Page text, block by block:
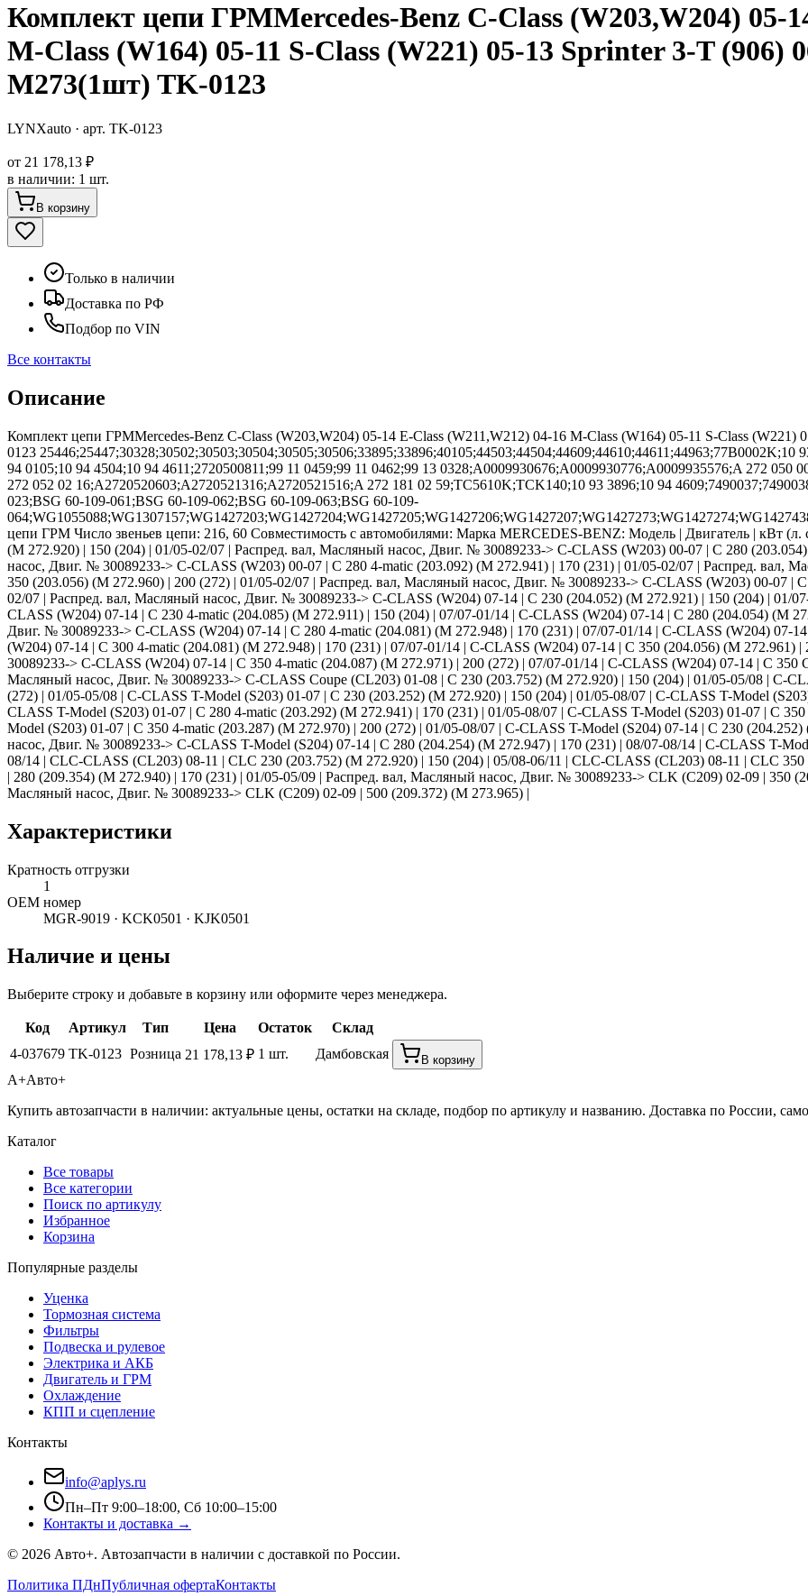
Комплект цепи ГРМMercedes-Benz C-Class (W203,W204) 05-
M-Class (W164) 05-11 S-Class (W221) 05-13 Sprinter 3-T (906)
M273(1шт) TK-0123
LYNXauto · арт. TK-0123
от 21 178,13 ₽
в наличии: 1 шт.
В корзину
Только в наличии
Доставка по РФ
Подбор по VIN
Все контакты
Описание
Комплект цепи ГРМMercedes-Benz C-Class (W203,W204) 05-14 E-Class (W211,W212) 04-16 M-Class (W164) 05-11 S-Class
0123 25446;25447;30328;30502;30503;30504;30505;30506;33895;33896;40105;44503;44504;44609;44610;44611;44963;77B0002K;10
94 0105;10 94 4504;10 94 4611;2720500811;99 11 0459;99 11 0462;99 13 0328;A0009930676;A0009930776;A0009935576;A 272 050
272 052 02 16;A2720520603;A2720521316;A2720521516;A 272 181 02 59;TC5610K;TCK140;10 93 3896;10 94
023;BSG 60-109-061;BSG 60-109-062;BSG 60-109-063;BSG 60-109-
цепи ГРМ Число звеньев цепи: 216, 60 Совместимость с автомобилями: Марка MERCEDES-BENZ: Модель | Двигатель | кВт
(M 272.920) | 150 (204) | 01/05-02/07 | Распред. вал, Масляный насос, Двиг. № 30089233-> C-CLASS (W203) 00-07 | C 280
насос, Двиг. № 30089233-> C-CLASS (W203) 00-07 | C 280 4-matic (203.092) (M 272.941) | 170 (231) | 01/05-02/07 | Распред. вал,
350 (203.056) (M 272.960) | 200 (272) | 01/05-02/07 | Распред. вал, Масляный насос, Двиг. № 30089233-> C-CLASS (W203) 00-07 |
02/07 | Распред. вал, Масляный насос, Двиг. № 30089233-> C-CLASS (W204) 07-14 | C 230 (204.052) (M 272.921) | 150 (204) | 01/
CLASS (W204) 07-14 | C 230 4-matic (204.085) (M 272.911) | 150 (204) | 07/07-01/14 | C-CLASS (W204) 07-14 | C 280 (204.054) (M
Двиг. № 30089233-> C-CLASS (W204) 07-14 | C 280 4-matic (204.081) (M 272.948) | 170 (231) | 07/07-01/14 | C-CLASS (W204) 07-
(W204) 07-14 | C 300 4-matic (204.081) (M 272.948) | 170 (231) | 07/07-01/14 | C-CLASS (W204) 07-14 | C 350 (204.056) (M
30089233-> C-CLASS (W204) 07-14 | C 350 4-matic (204.087) (M 272.971) | 200 (272) | 07/07-01/14 | C-CLASS (W204) 07-14 | C 350
Масляный насос, Двиг. № 30089233-> C-CLASS Coupe (CL203) 01-08 | C 230 (203.752) (M 272.920) | 150 (204) | 01/05-05/08 | C-
(272) | 01/05-05/08 | C-CLASS T-Model (S203) 01-07 | C 230 (203.252) (M 272.920) | 150 (204) | 01/05-08/07 | C-CLASS T-Model
CLASS T-Model (S203) 01-07 | C 280 4-matic (203.292) (M 272.941) | 170 (231) | 01/05-08/07 | C-CLASS T-Model (S203) 01-07 | C
Model (S203) 01-07 | C 350 4-matic (203.287) (M 272.970) | 200 (272) | 01/05-08/07 | C-CLASS T-Model (S204) 07-14 | C 230
насос, Двиг. № 30089233-> C-CLASS T-Model (S204) 07-14 | C 280 (204.254) (M 272.947) | 170 (231) | 08/07-08/14 | C-CLASS T-
08/14 | CLC-CLASS (CL203) 08-11 | CLC 230 (203.752) (M 272.920) | 150 (204) | 05/08-06/11 | CLC-CLASS (CL203) 08-11 | CLC
| 280 (209.354) (M 272.940) | 170 (231) | 01/05-05/09 | Распред. вал, Масляный насос, Двиг. № 30089233-> CLK (C209) 02-09 | 350
Масляный насос, Двиг. № 30089233-> CLK (C209) 02-09 | 500 (209.372) (M 273.965) |
Характеристики
Кратность отгрузки
1
ОЕМ номер
MGR-9019 · KCK0501 · KJK0501
Наличие и цены
Выберите строку и добавьте в корзину или оформите через менеджера.
Код Артикул Тип Цена Остаток
Склад
4-037679 TK-0123 Розница 21 178,13 ₽ 1 шт. Дамбовская В корзину
А+Авто+
Купить автозапчасти в наличии: актуальные цены, остатки на складе, подбор по артикулу и названию. Доставка по России,
Каталог
Все товары
Все категории
Поиск по артикулу
Избранное
Корзина
Популярные разделы
Уценка
Тормозная система
Фильтры
Подвеска и рулевое
Электрика и АКБ
Двигатель и ГРМ
Охлаждение
КПП и сцепление
Контакты
info@aplys.ru
Пн–Пт 9:00–18:00, Сб 10:00–15:00
Контакты и доставка →
© 2026 Авто+. Автозапчасти в наличии с доставкой по России.
Политика ПДнПубличная офертаКонтакты